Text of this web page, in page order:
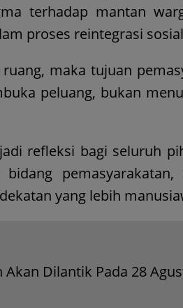
terhadap mantan
proses reintegrasi
maka tujuan
peluang, bukan
refleksi bagi seluruh
pemasyarakatan,
yang lebih
Dilantik Pada 28